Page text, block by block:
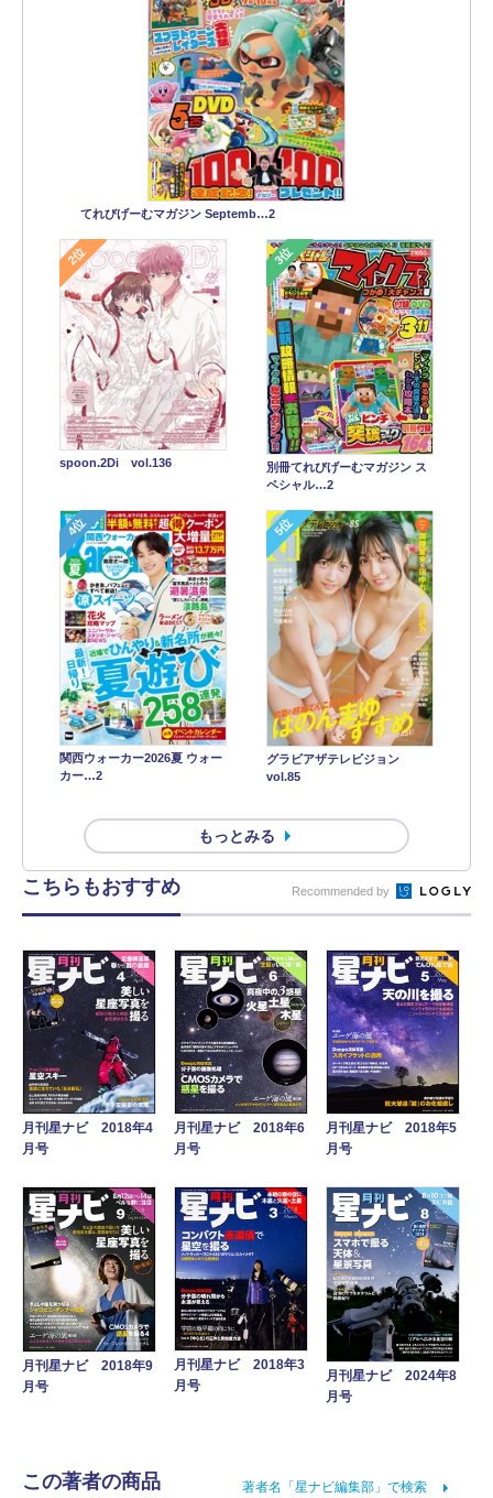
てれびげーむマガジン Septemb…2
2位
spoon.2Di vol.136
3位
別冊てれびげーむマガジン ス
ペシャル…2
4位
関西ウォーカー2026夏 ウォー
カー…2
5位
グラビアザテレビジョン
vol.85
もっとみる
こちらもおすすめ Recommended by
月刊星ナビ 2018年4
月号
月刊星ナビ 2018年6
月号
月刊星ナビ 2018年5
月号
月刊星ナビ 2018年9
月号
月刊星ナビ 2018年3
月号
月刊星ナビ 2024年8
月号
この著者の商品 著者名「星ナビ編集部」で検索